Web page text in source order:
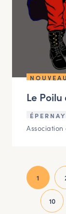
NOUVEAU
Le
1
10